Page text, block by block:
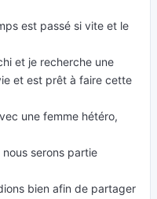
est passé si vite et le
et je recherche une
et est prêt à faire cette
une femme hétéro,
serons partie
bien afin de partager